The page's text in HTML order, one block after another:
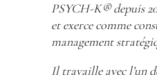
PSYCH-K® depuis
et exerce comme
management
Il travaille avec l’un